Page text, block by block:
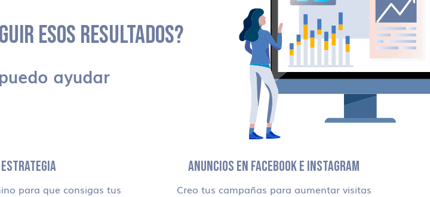
ESOS RESULTADOS?
ayudar
ESTRATEGIA
para que consigas tus
ANUNCIOS EN FACEBOOK E INSTAGRAM
Creo tus campañas para aumentar visitas